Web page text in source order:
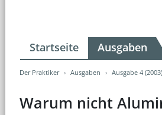
Startseite Ausgaben
Der Praktiker Ausgaben Ausgabe 4 (2003)
Warum nicht